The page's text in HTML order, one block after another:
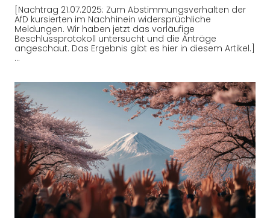
[Nachtrag 21.07.2025: Zum Abstimmungsverhalten der
AfD kursierten im Nachhinein widersprüchliche
Meldungen. Wir haben jetzt das vorläufige
Beschlussprotokoll untersucht und die Anträge
angeschaut. Das Ergebnis gibt es hier in diesem Artikel.]
…